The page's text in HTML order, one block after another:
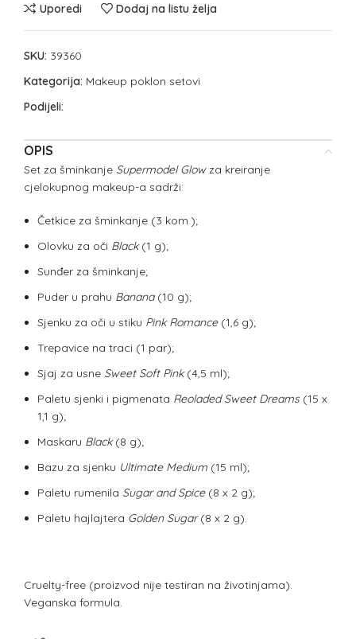
Uporedi
Dodaj na listu želja
SKU: 39360
Kategorija: Makeup poklon setovi
Podijeli:
OPIS
Set za šminkanje Supermodel Glowza kreiranje
cjelokupnog makeup-a sadrži:
Četkice za šminkanje (3 kom.);
Olovku za oči Black(1 g);
Sunđer za šminkanje;
Puder u prahu Banana(10 g);
Sjenku za oči u stiku Pink Romance(1,6 g);
Trepavice na traci (1 par);
Sjaj za usne Sweet Soft Pink(4,5 ml);
Paletu sjenki i pigmenata Reoladed Sweet Dreams(15 x
1,1 g);
Maskaru Black(8 g);
Bazu za sjenku Ultimate Medium (15 ml);
Paletu rumenila Sugar and Spice(8 x 2 g);
Paletu hajlajtera Golden Sugar(8 x 2 g).
Cruelty-free (proizvod nije testiran na životinjama).
Veganska formula.